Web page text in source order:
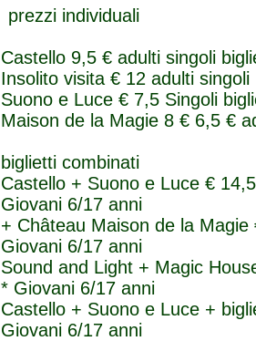
prezzi individuali
Castello 9,5 € adulti singoli
Insolito visita € 12 adulti
Suono e Luce € 7,5 Singoli
Maison de la Magie 8 € 6,5 €
biglietti combinati
Castello + Suono e Luce €
Giovani 6/17 anni
+ Château Maison de la
Giovani 6/17 anni
Sound and Light + Magic
* Giovani 6/17 anni
Castello + Suono e Luce +
Giovani 6/17 anni